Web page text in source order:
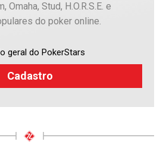
Omaha, Stud, H.O.R.S.E. e
do poker online.
geral do PokerStars
Cadastro